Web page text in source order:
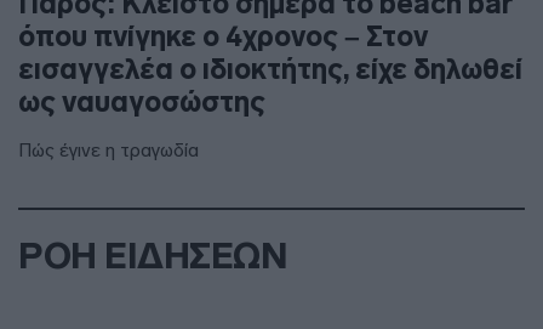
όπου πνίγηκε ο 4χρονος – Στον
εισαγγελέα ο ιδιοκτήτης, είχε δηλωθεί
ως ναυαγοσώστης
Πώς έγινε η τραγωδία
ΡΟΗ ΕΙΔΗΣΕΩΝ